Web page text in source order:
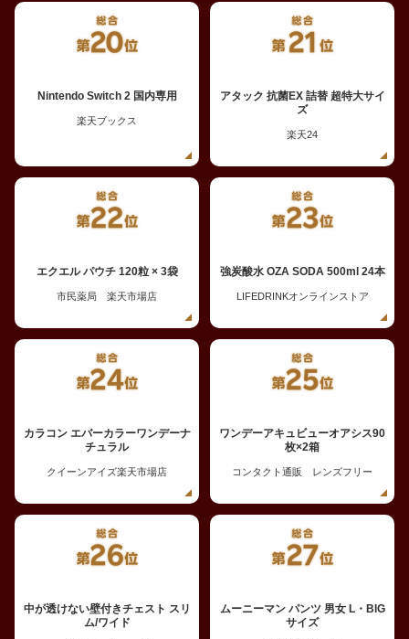
Nintendo Switch 2 国内専用
楽天ブックス
アタック 抗菌EX 詰替 超特大サイ
ズ
楽天24
エクエル パウチ 120粒 × 3袋
市民薬局 楽天市場店
強炭酸水 OZA SODA 500ml 24本
LIFEDRINKオンラインストア
カラコン エバーカラーワンデーナ
チュラル
クイーンアイズ楽天市場店
ワンデーアキュビューオアシス90
枚×2箱
コンタクト通販 レンズフリー
中が透けない壁付きチェスト スリ
ム/ワイド
ムーニーマン パンツ 男女 L・BIG
サイズ